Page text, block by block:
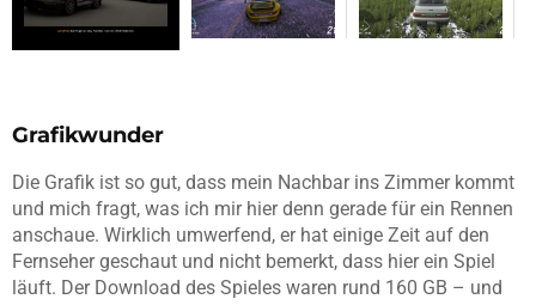
Grafikwunder
Die Grafik ist so gut, dass mein Nachbar ins Zimmer kommt
und mich fragt, was ich mir hier denn gerade für ein Rennen
anschaue. Wirklich umwerfend, er hat einige Zeit auf den
Fernseher geschaut und nicht bemerkt, dass hier ein Spiel
läuft. Der Download des Spieles waren rund 160 GB – und